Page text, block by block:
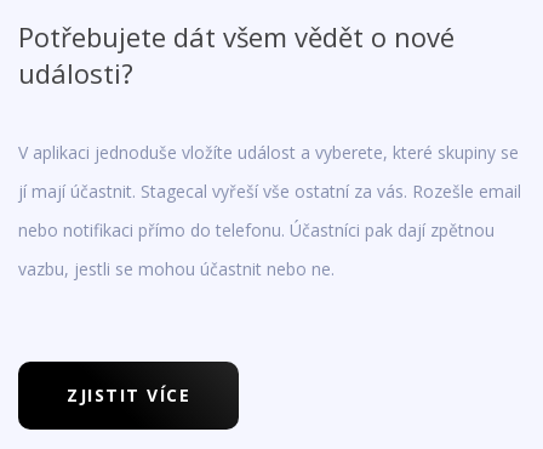
Potřebujete dát všem vědět o nové
události?
V aplikaci jednoduše vložíte událost a vyberete, které skupiny se
jí mají účastnit. Stagecal vyřeší vše ostatní za vás. Rozešle email
nebo notifikaci přímo do telefonu. Účastníci pak dají zpětnou
vazbu, jestli se mohou účastnit nebo ne.
ZJISTIT VÍCE